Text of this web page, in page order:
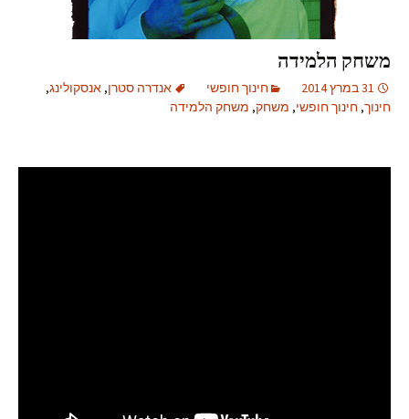
משחק הלמידה
31 במרץ 2014 חינוך חופשי אנדרה סטרן, אנסקולינג,
חינוך, חינוך חופשי, משחק, משחק הלמידה